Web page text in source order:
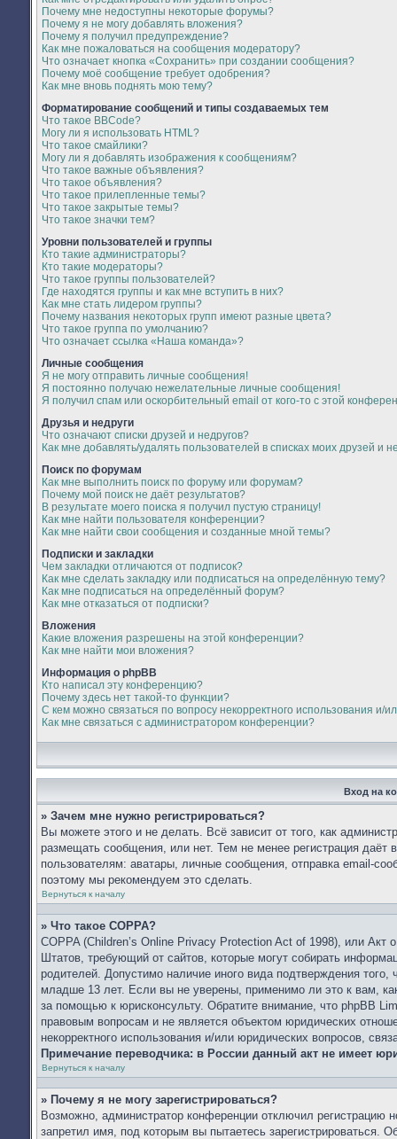
Почему мне недоступны некоторые форумы?
Почему я не могу добавлять вложения?
Почему я получил предупреждение?
Как мне пожаловаться на сообщения модератору?
Что означает кнопка «Сохранить» при создании сообщения?
Почему моё сообщение требует одобрения?
Как мне вновь поднять мою тему?
Форматирование сообщений и типы создаваемых тем
Что такое BBCode?
Могу ли я использовать HTML?
Что такое смайлики?
Могу ли я добавлять изображения к сообщениям?
Что такое важные объявления?
Что такое объявления?
Что такое прилепленные темы?
Что такое закрытые темы?
Что такое значки тем?
Уровни пользователей и группы
Кто такие администраторы?
Кто такие модераторы?
Что такое группы пользователей?
Где находятся группы и как мне вступить в них?
Как мне стать лидером группы?
Почему названия некоторых групп имеют разные цвета?
Что такое группа по умолчанию?
Что означает ссылка «Наша команда»?
Личные сообщения
Я не могу отправить личные сообщения!
Я постоянно получаю нежелательные личные сообщения!
Я получил спам или оскорбительный email от кого-то с этой
Друзья и недруги
Что означают списки друзей и недругов?
Как мне добавлять/удалять пользователей в списках моих друзей и
Поиск по форумам
Как мне выполнить поиск по форуму или форумам?
Почему мой поиск не даёт результатов?
В результате моего поиска я получил пустую страницу!
Как мне найти пользователя конференции?
Как мне найти свои сообщения и созданные мной темы?
Подписки и закладки
Чем закладки отличаются от подписок?
Как мне сделать закладку или подписаться на определённую тему?
Как мне подписаться на определённый форум?
Как мне отказаться от подписки?
Вложения
Какие вложения разрешены на этой конференции?
Как мне найти мои вложения?
Информация о phpBB
Кто написал эту конференцию?
Почему здесь нет такой-то функции?
С кем можно связаться по вопросу некорректного использования
Как мне связаться с администратором конференции?
Вход на
» Зачем мне нужно регистрироваться?
Вы можете этого и не делать. Всё зависит от того, как
размещать сообщения, или нет. Тем не менее регистрация
пользователям: аватары, личные сообщения, отправка email-
поэтому мы рекомендуем это сделать.
Вернуться к началу
» Что такое COPPA?
COPPA (Children’s Online Privacy Protection Act of 1998), или Акт
Штатов, требующий от сайтов, которые могут собирать
родителей. Допустимо наличие иного вида подтверждения
младше 13 лет. Если вы не уверены, применимо ли это к вам,
за помощью к юрисконсульту. Обратите внимание, что phpBB
правовым вопросам и не является объектом юридических
некорректного использования и/или юридических вопросов,
Примечание переводчика: в России данный акт не имеет
Вернуться к началу
» Почему я не могу зарегистрироваться?
Возможно, администратор конференции отключил регистрацию
запретил имя, под которым вы пытаетесь зарегистрироваться.